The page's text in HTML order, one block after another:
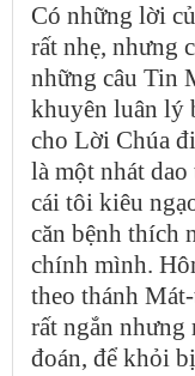
Có những lời
rất nhẹ, nhưng
những câu Tin
khuyên luân lý
cho Lời Chúa
là một nhát
cái tôi kiêu
căn bệnh thích
chính mình.
theo thánh
rất ngắn nhưng
đoán, để khỏi